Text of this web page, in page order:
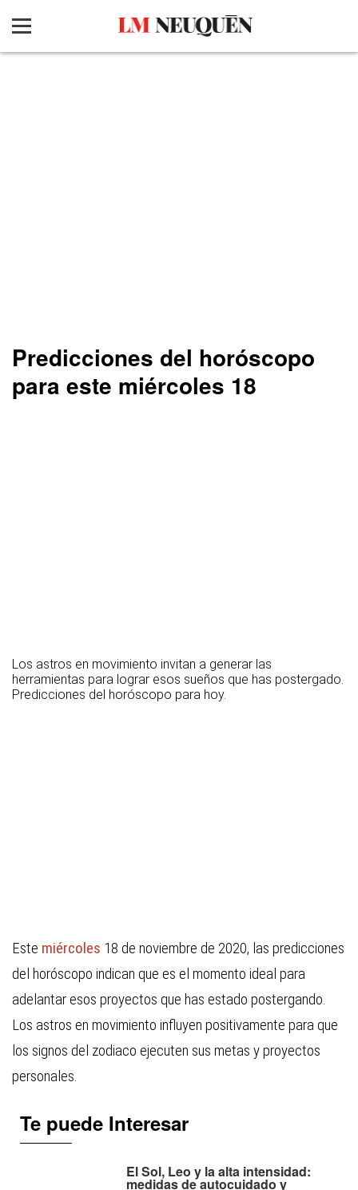
Predicciones del horóscopo
para este miércoles 18
Los astros en movimiento invitan a generar las
herramientas para lograr esos sueños que has postergado.
Predicciones del horóscopo para hoy.
Este miércoles 18 de noviembre de 2020, las predicciones
del horóscopo indican que es el momento ideal para
adelantar esos proyectos que has estado postergando.
Los astros en movimiento influyen positivamente para que
los signos del zodiaco ejecuten sus metas y proyectos
personales.
Te puede Interesar
El Sol, Leo y la alta intensidad:
medidas de autocuidado y